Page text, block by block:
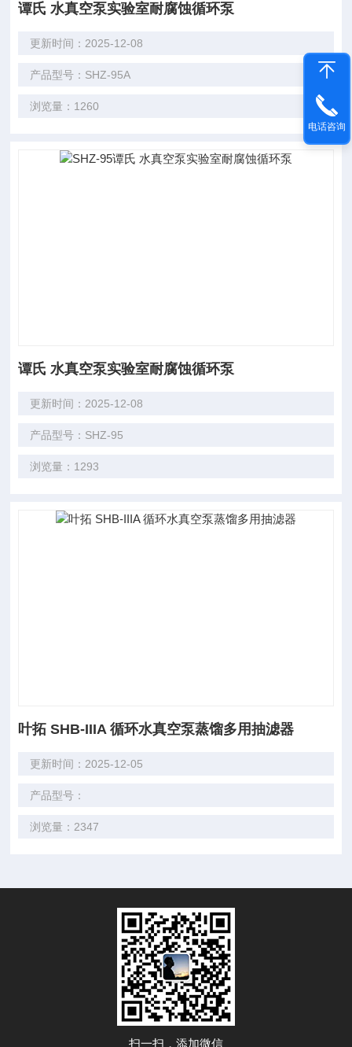
谭氏 水真空泵实验室耐腐蚀循环泵
更新时间：2025-12-08
产品型号：SHZ-95A
浏览量：1260
谭氏 水真空泵实验室耐腐蚀循环泵
更新时间：2025-12-08
产品型号：SHZ-95
浏览量：1293
叶拓 SHB-IIIA 循环水真空泵蒸馏多用抽滤器
更新时间：2025-12-05
产品型号：
浏览量：2347
扫一扫，添加微信
电话咨询